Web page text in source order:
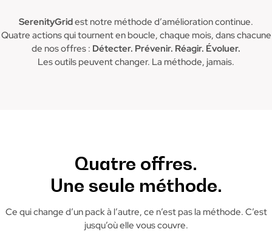
SerenityGridest notre méthode d’amélioration continue.
Quatre actions qui tournent en boucle, chaque mois, dans chacune
de nos offres : Détecter. Prévenir. Réagir. Évoluer.
Les outils peuvent changer. La méthode, jamais.
Quatre offres.
Une seule méthode.
Ce qui change d’un pack à l’autre, ce n’est pas la méthode. C’est
jusqu’où elle vous couvre.